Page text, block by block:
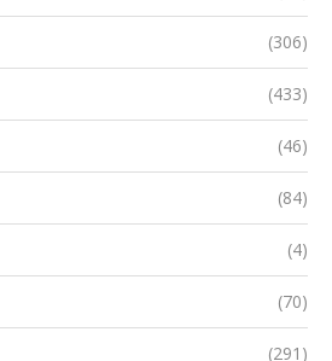
(306)
(433)
(46)
(84)
(4)
(70)
(291)